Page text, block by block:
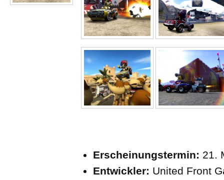
Erscheinungstermin: 21.
Entwickler: United Front